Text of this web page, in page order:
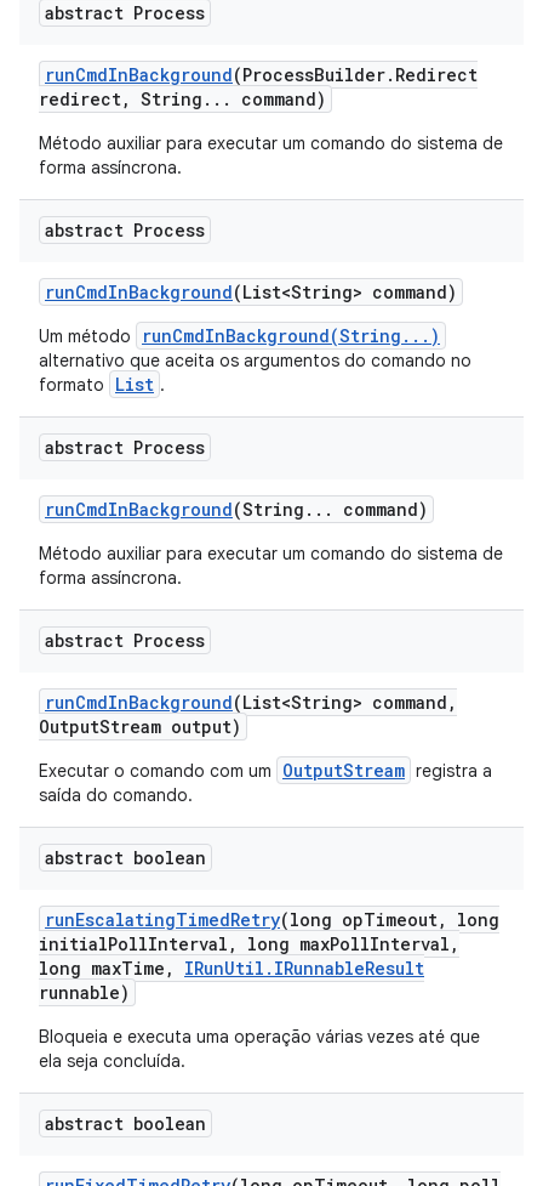
abstract Process
runCmdInBackground(ProcessBuilder. Redirect
redirect, String . . . command)
Método auxiliar para executar um comando do sistema de
forma assíncrona.
abstract Process
runCmdInBackground(List<String> command)
Um método runCmdInBackground(String...)
alternativo que aceita os argumentos do comando no
formato
List .
abstract Process
runCmdInBackground(String . . . command)
Método auxiliar para executar um comando do sistema de
forma assíncrona.
abstract Process
runCmdInBackground(List<String> command ,
OutputStream output)
Executar o comando com um OutputStream registra a
saída do comando.
abstract boolean
runEscalatingTimedRetry(long opTimeout,
long
initialPollInterval , long maxPollInterval ,
long maxTime , IRunUtil . IRunnableResult
runnable)
Bloqueia e executa uma operação várias vezes até que
ela seja concluída.
abstract boolean